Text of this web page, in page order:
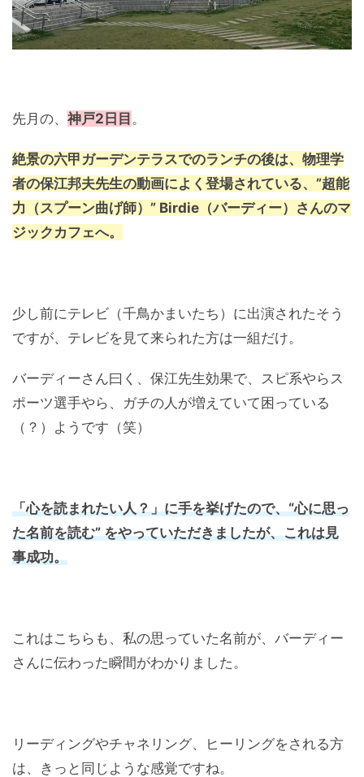
先月の、 神戸2日目 。
絶景の六甲ガーデンテラスでのランチの後は、物理学
者の保江邦夫先生の動画によく登場されている、”超能
力（スプーン曲げ師）” Birdie（バーディー）さんのマ
ジックカフェへ。
少し前にテレビ（千鳥かまいたち）に出演されたそう
ですが、テレビを見て来られた方は一組だけ。
バーディーさん曰く、保江先生効果で、スピ系やらス
ポーツ選手やら、ガチの人が増えていて困っている
（？）ようです（笑）
「心を読まれたい人？」に手を挙げたので、“心に思っ
た名前を読む” をやっていただきましたが、これは見
事成功。
これはこちらも、私の思っていた名前が、バーディー
さんに伝わった瞬間がわかりました。
リーディングやチャネリング、ヒーリングをされる方
は、きっと同じような感覚ですね。